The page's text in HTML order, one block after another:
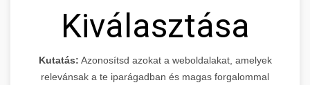
Kiválasztása
Kutatás: Azonosítsd azokat a weboldalakat, amelyek
relevánsak a te iparágadban és magas forgalommal